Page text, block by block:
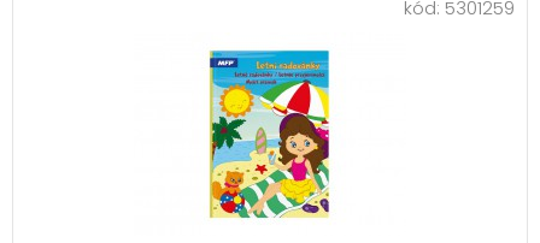
kód: 5301259